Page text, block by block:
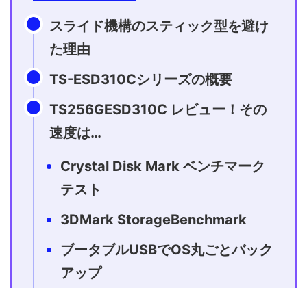
スライド機構のスティック型を避け
た理由
TS-ESD310Cシリーズの概要
TS256GESD310C レビュー！その
速度は…
Crystal Disk Mark ベンチマーク
テスト
3DMark StorageBenchmark
ブータブルUSBでOS丸ごとバック
アップ